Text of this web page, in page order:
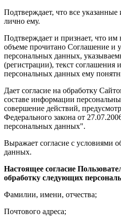
Подтверждает, что все
лично ему.
Подтверждает и признает, что
объеме прочитано Соглашение и
персональных данных,
(регистрации), текст соглашения
персональных данных ему
Дает согласие на обработку
составе информации
совершение действий,
Федерального закона от
персональных данных".
Выражает согласие с условиями
данных.
Настоящее согласие
обработку следующих
Фамилии, имени, отчества;
Почтового адреса;